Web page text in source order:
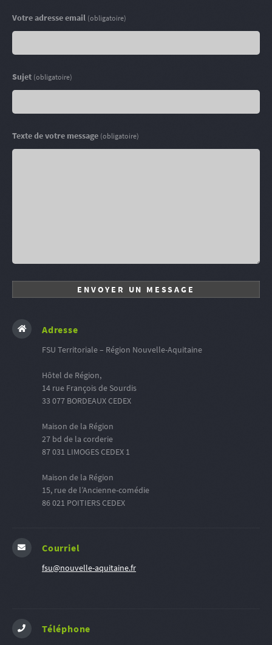
Votre adresse email (obligatoire)
Sujet (obligatoire)
Texte de votre message (obligatoire)
Adresse
FSU Territoriale – Région Nouvelle-Aquitaine
Hôtel de Région,
14 rue François de Sourdis
33 077 BORDEAUX CEDEX
Maison de la Région
27 bd de la corderie
87 031 LIMOGES CEDEX 1
Maison de la Région
15, rue de l’Ancienne-comédie
86 021 POITIERS CEDEX
Courriel
fsu@nouvelle-aquitaine.fr
Téléphone